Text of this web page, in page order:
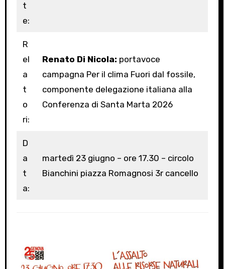
t
e:
R
el
a
t
o
ri:
Renato Di Nicola: portavoce
campagna Per il clima Fuori dal fossile,
componente delegazione italiana alla
Conferenza di Santa Marta 2026
D
a
t
a:
martedì 23 giugno – ore 17.30 – circolo
Bianchini piazza Romagnosi 3r cancello